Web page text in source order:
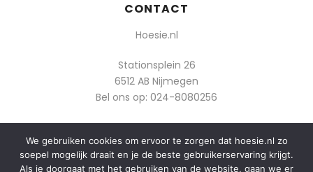
CONTACT
Hoesie.nl
Stationsplein 26
6512 AB Nijmegen
Bel ons op: 024-8080256
Of mail: info@hoesie.nl
We gebruiken cookies om ervoor te zorgen dat hoesie.nl zo
soepel mogelijk draait en je de beste gebruikerservaring krijgt.
Als je doorgaat met het gebruiken van de website, gaan we er